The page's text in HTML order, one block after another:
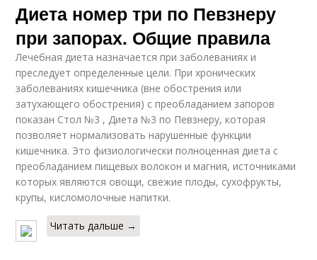
Диета номер три по Певзнеру
при запорах. Общие правила
Лечебная диета назначается при заболеваниях и
преследует определенные цели. При хронических
заболеваниях кишечника (вне обострения или
затухающего обострения) с преобладанием запоров
показан Стол №3 , Диета №3 по Певзнеру, которая
позволяет нормализовать нарушенные функции
кишечника. Это физиологически полноценная диета с
преобладанием пищевых волокон и магния, источниками
которых являются овощи, свежие плоды, сухофрукты,
крупы, кисломолочные напитки.
Читать дальше →